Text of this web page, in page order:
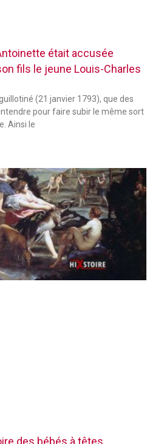
était accusée
fils le jeune Louis-Charles
(21 janvier 1793), que des
pour faire subir le même sort
Ainsi le
des bébés à têtes